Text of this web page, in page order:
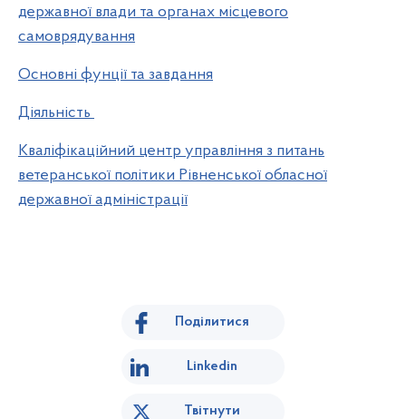
державної влади та органах місцевого
самоврядування
Основні фунції та завдання
Діяльність
Кваліфікаційний центр управління з питань
ветеранської політики Рівненської обласної
державної адміністрації
Поділитися
Linkedin
Твітнути